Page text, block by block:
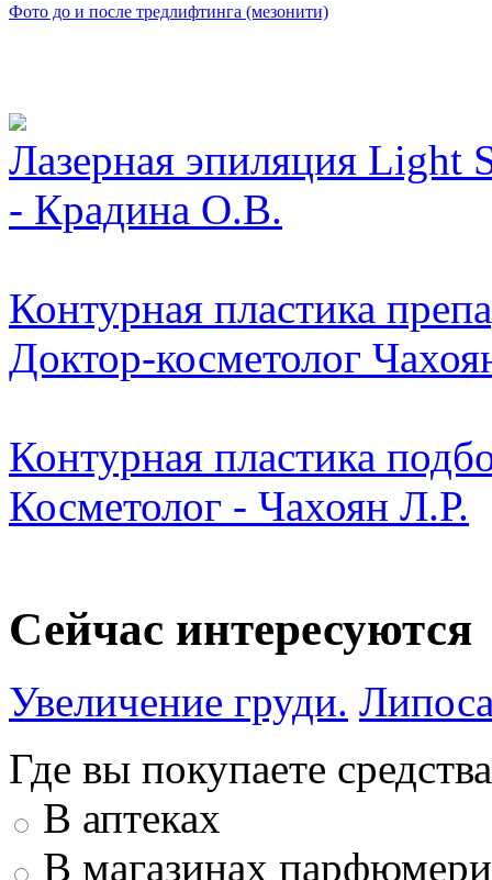
Фото до и после тредлифтинга (мезонити)
Лазерная эпиляция Light
- Крадина О.В.
Контурная пластика
Доктор-косметолог
Контурная пластика
Косметолог - Чахоян Л.Р.
Сейчас интересуются
Увеличение груди.
Где вы покупаете
В аптеках
В магазинах